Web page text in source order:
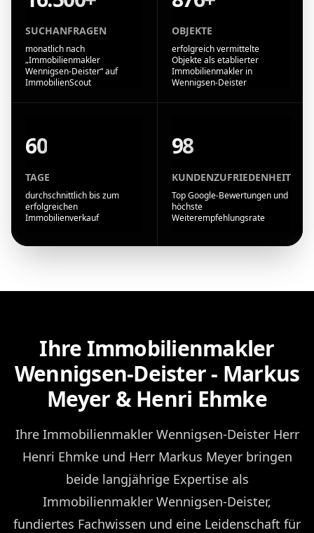
SUCHANFRAGEN
monatlich nach
„Immobilienmakler
Wennigsen-Deister“ auf
ImmobilienScout
OBJEKTE
erfolgreich vermittelte
Objekte als etablierter
Immobilienmakler in
Wennigsen-Deister
60
TAGE
durchschnittlich bis zum
erfolgreichen
Immobilienverkauf
98
KUNDENZUFRIEDENHEIT
Top Google-Bewertungen und
höchste
Weiterempfehlungsrate
Ihre Immobilienmakler
Wennigsen-Deister - Markus
Meyer & Henri Ehmke
Ihre Immobilienmakler Wennigsen-Deister Herr
Henri Ehmke und Herr Markus Meyer bringen
beide langjährige Expertise als
Immobilienmakler Wennigsen-Deister,
fundiertes Fachwissen und eine Leidenschaft für